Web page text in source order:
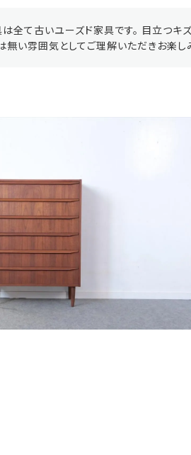
全て古いユーズド家具です。 目立つ
い雰囲気としてご理解いただきお楽し